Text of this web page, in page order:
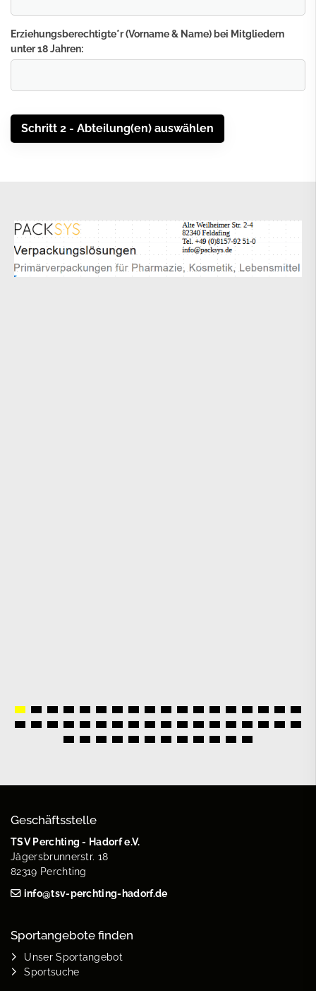
Erziehungsberechtigte*r (Vorname & Name) bei Mitgliedern
unter 18 Jahren:
Geschäftsstelle
TSV Perchting - Hadorf e.V.
Jägersbrunnerstr. 18
82319 Perchting
info@tsv-perchting-hadorf.de
Sportangebote finden
Unser Sportangebot
Sportsuche